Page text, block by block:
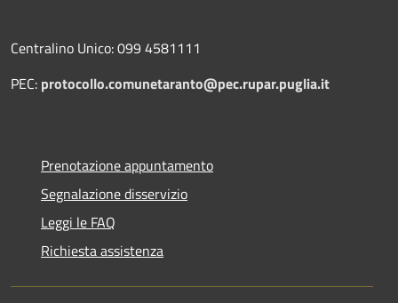
Centralino Unico: 099 4581111
PEC: protocollo.comunetaranto@pec.rupar.puglia.it
Prenotazione appuntamento
Segnalazione disservizio
Leggi le FAQ
Richiesta assistenza